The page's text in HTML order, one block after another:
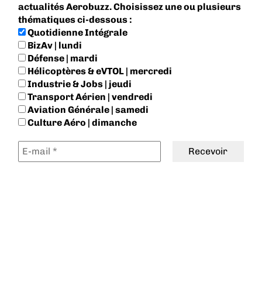
actualités Aerobuzz. Choisissez une ou plusieurs
thématiques ci-dessous :
Quotidienne Intégrale
BizAv | lundi
Défense | mardi
Hélicoptères & eVTOL | mercredi
Industrie & Jobs | jeudi
Transport Aérien | vendredi
Aviation Générale | samedi
Culture Aéro | dimanche